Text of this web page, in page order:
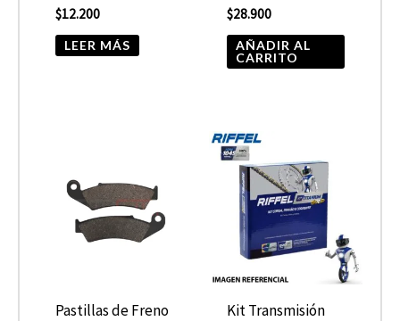
$12.200
LEER MÁS
$28.900
AÑADIR AL
CARRITO
Pastillas de Freno
Kit Transmisión